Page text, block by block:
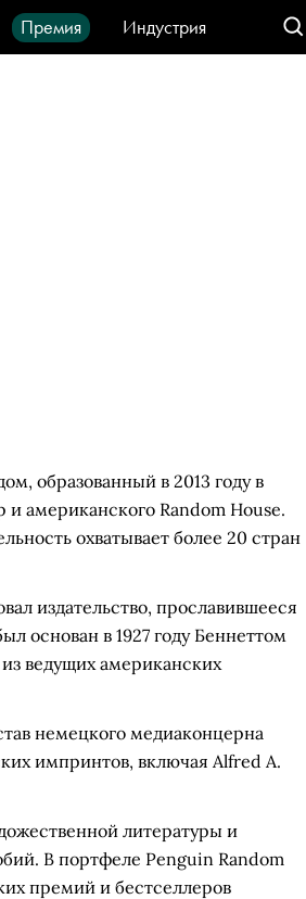
Премия
Индустрия
IT-продукты
образованный в 2013 году в
и американского Random House.
охватывает более 20 стран
издательство, прославившееся
основан в 1927 году Беннеттом
ведущих американских
немецкого медиаконцерна
импринтов, включая Alfred A.
литературы и
В портфеле Penguin Random
премий и бестселлеров